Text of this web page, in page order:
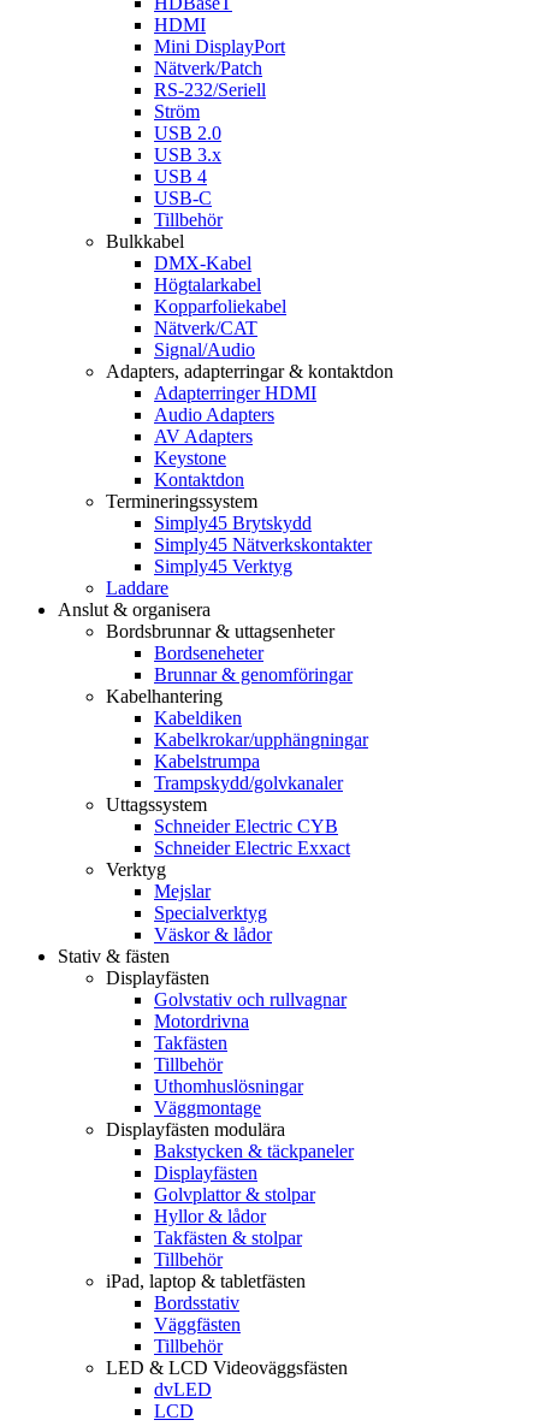
HDMI
Mini DisplayPort
Nätverk/Patch
RS-232/Seriell
Ström
USB 2.0
USB 3.x
USB 4
USB-C
Tillbehör
Bulkkabel
DMX-Kabel
Högtalarkabel
Kopparfoliekabel
Nätverk/CAT
Signal/Audio
Adapters, adapterringar & kontaktdon
Adapterringer HDMI
Audio Adapters
AV Adapters
Keystone
Kontaktdon
Termineringssystem
Simply45 Brytskydd
Simply45 Nätverkskontakter
Simply45 Verktyg
Laddare
Anslut & organisera
Bordsbrunnar & uttagsenheter
Bordseneheter
Brunnar & genomföringar
Kabelhantering
Kabeldiken
Kabelkrokar/upphängningar
Kabelstrumpa
Trampskydd/golvkanaler
Uttagssystem
Schneider Electric CYB
Schneider Electric Exxact
Verktyg
Mejslar
Specialverktyg
Väskor & lådor
Stativ & fästen
Displayfästen
Golvstativ och rullvagnar
Motordrivna
Takfästen
Tillbehör
Uthomhuslösningar
Väggmontage
Displayfästen modulära
Bakstycken & täckpaneler
Displayfästen
Golvplattor & stolpar
Hyllor & lådor
Takfästen & stolpar
Tillbehör
iPad, laptop & tabletfästen
Bordsstativ
Väggfästen
Tillbehör
LED & LCD Videoväggsfästen
dvLED
LCD